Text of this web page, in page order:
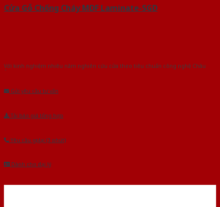
Cửa Gỗ Chống Cháy MDF Laminate-SGD
Với kinh nghiệm nhiêu năm nghiên cứu cửa theo tiêu chuẩn công nghệ Châu
Gửi yêu cầu tư vấn
Tải báo giá tổng hợp
Yêu cầu gọi lại (3 phút)
Dành cho đại lý